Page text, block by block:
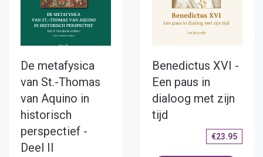
De metafysica
van St.-Thomas
van Aquino in
historisch
perspectief -
Deel II
Benedictus XVI -
Een paus in
dialoog met zijn
tijd
€23.95